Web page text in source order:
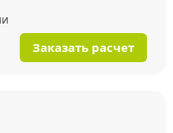
Заказать расчет